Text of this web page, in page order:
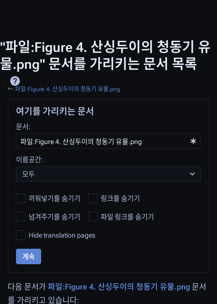
"파일:Figure 4. 산싱두이의 청동기 유
물.png" 문서를 가리키는 문서 목록
← 파일:Figure 4. 산싱두이의 청동기 유물.png
여기를 가리키는 문서
문서:
이름공간:
모두
끼워넣기를 숨기기 링크를 숨기기
넘겨주기를 숨기기 파일 링크를 숨기기
Hide translation pages
계속
다음 문서가 파일:Figure 4. 산싱두이의 청동기 유물.png 문서
를 가리키고 있습니다: